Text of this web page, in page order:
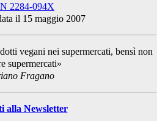
2284-094X
il 15 maggio 2007
vegani nei supermercati, bensì non
supermercati»
Fragano
alla Newsletter